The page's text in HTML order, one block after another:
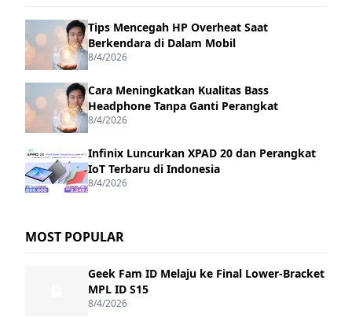
Tips Mencegah HP Overheat Saat
Berkendara di Dalam Mobil
8/4/2026
Cara Meningkatkan Kualitas Bass
Headphone Tanpa Ganti Perangkat
8/4/2026
Infinix Luncurkan XPAD 20 dan Perangkat
IoT Terbaru di Indonesia
8/4/2026
MOST POPULAR
Geek Fam ID Melaju ke Final Lower-Bracket
MPL ID S15
8/4/2026